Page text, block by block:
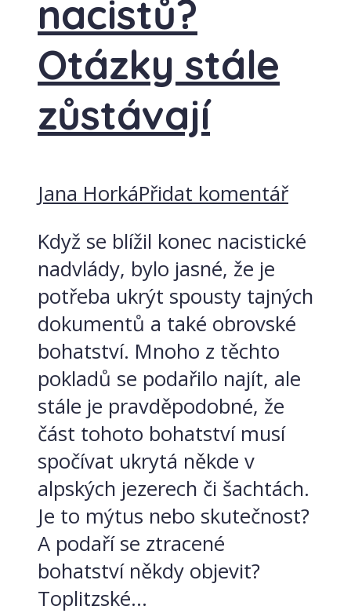
nacistů?
Otázky stále
zůstávají
Jana HorkáPřidat komentář
Když se blížil konec nacistické
nadvlády, bylo jasné, že je
potřeba ukrýt spousty tajných
dokumentů a také obrovské
bohatství. Mnoho z těchto
pokladů se podařilo najít, ale
stále je pravděpodobné, že
část tohoto bohatství musí
spočívat ukrytá někde v
alpských jezerech či šachtách.
Je to mýtus nebo skutečnost?
A podaří se ztracené
bohatství někdy objevit?
Toplitzské...